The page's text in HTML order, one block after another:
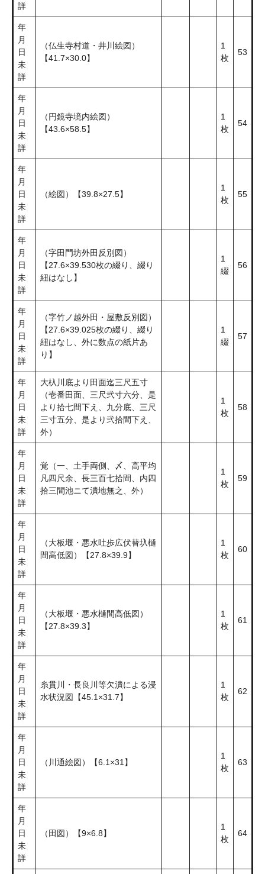
詳
年
月
日
未
詳
（仏生寺村道・井川絵図）
【41.7×30.0】
1
枚
53
年
月
日
未
詳
（円鏡寺境内絵図）
【43.6×58.5】
1
枚
54
年
月
日
未
詳
（絵図）【39.8×27.5】
1
枚
55
年
月
日
未
詳
（字田門坊外田反別図）
【27.6×39.530枚の綴り、綴り
紐はなし】
1
綴
56
年
月
日
未
詳
（字竹ノ越外田・屋敷反別図）
【27.6×39.025枚の綴り、綴り
紐はなし、外に数点の紙片あ
り】
1
綴
57
年
月
日
未
詳
大杁川底より田面迄三尺五寸
（壱番田面、三尺弐寸六分、是
より拾七間下え、九分底、三尺
三寸五分、是より弐拾間下え、
外）
1
枚
58
年
月
日
未
詳
覚（一、土手両側、〆、高平均
凡四尺余、長三百七拾間、内四
拾三間池ニて潰地無之、外）
1
枚
59
年
月
日
未
詳
（大板堰・悪水吐歩広伏替圦樋
間高低図）【27.8×39.9】
1
枚
60
年
月
日
未
詳
（大板堰・悪水樋間高低図）
【27.8×39.3】
1
枚
61
年
月
日
未
詳
糸貫川・長良川等欠潰による浸
水状況図【45.1×31.7】
1
枚
62
年
月
日
未
詳
（川通絵図）【6.1×31】
1
枚
63
年
月
日
未
詳
（田図）【9×6.8】
1
枚
64